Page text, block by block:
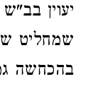
יעוין
שמחליט
בהכחשה